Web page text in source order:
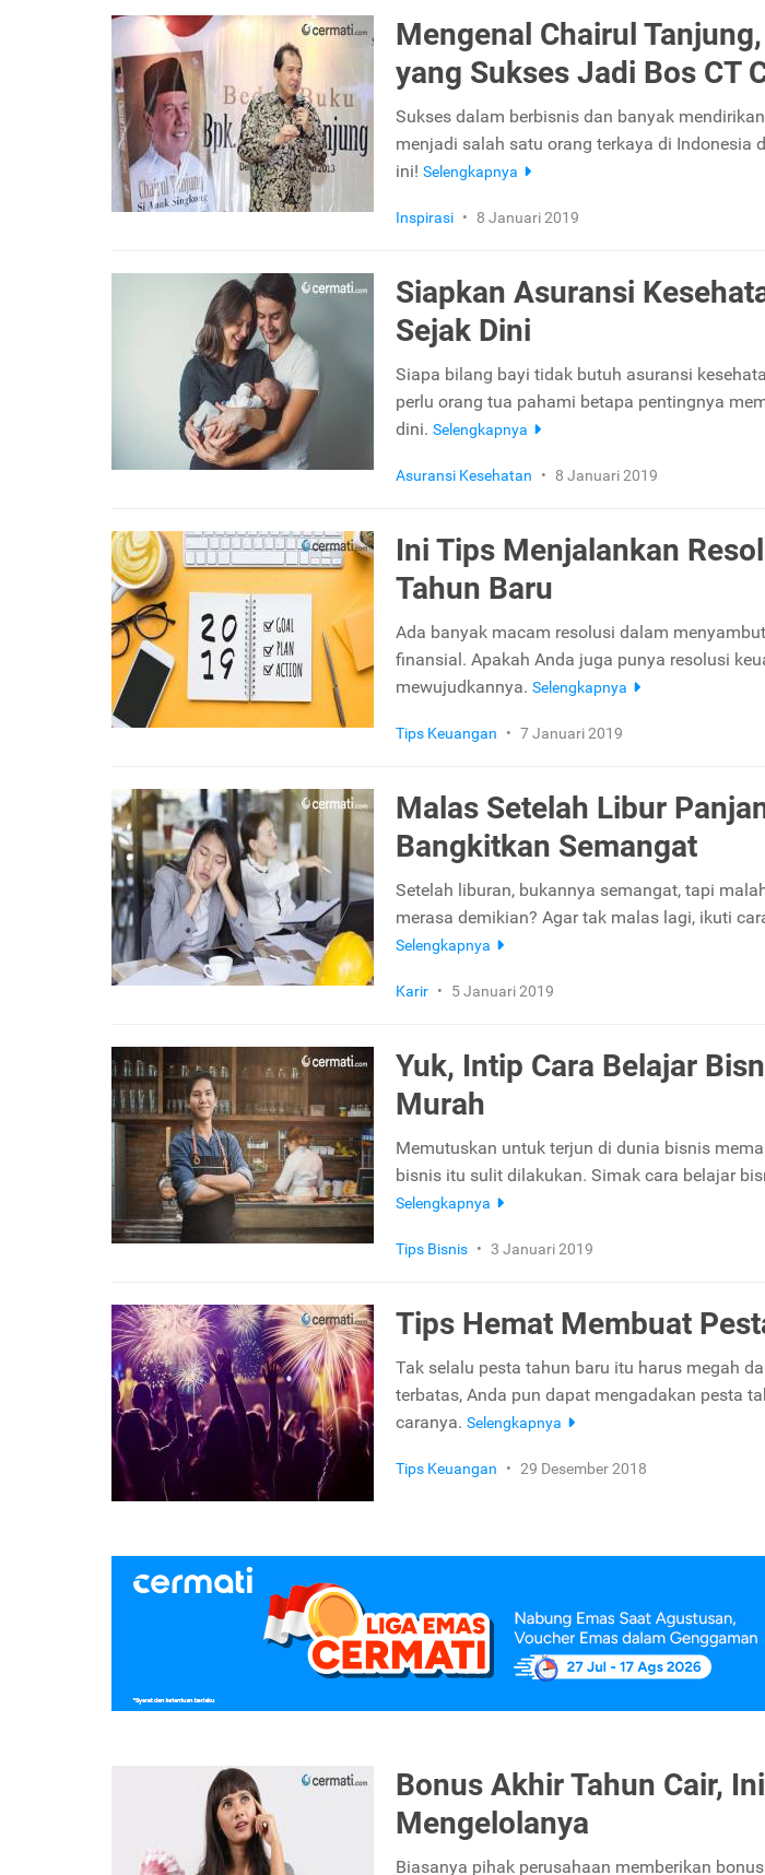
Mengenal Chairul
yang Sukses Jadi Bos CT
Sukses dalam berbisnis dan banyak
menjadi salah satu orang terkaya di Indonesia
ini! Selengkapnya
Inspirasi • 8 Januari 2019
Siapkan Asuransi
Sejak Dini
Siapa bilang bayi tidak butuh asuransi
perlu orang tua pahami betapa pentingnya
dini. Selengkapnya
Asuransi Kesehatan • 8 Januari 2019
Ini Tips Menjalankan
Tahun Baru
Ada banyak macam resolusi dalam
finansial. Apakah Anda juga punya resolusi
mewujudkannya. Selengkapnya
Tips Keuangan • 7 Januari 2019
Malas Setelah Libur
Bangkitkan Semangat
Setelah liburan, bukannya semangat, tapi
merasa demikian? Agar tak malas lagi, ikuti
Selengkapnya
Karir • 5 Januari 2019
Yuk, Intip Cara Belajar
Murah
Memutuskan untuk terjun di dunia bisnis
bisnis itu sulit dilakukan. Simak cara belajar
Selengkapnya
Tips Bisnis • 3 Januari 2019
Tips Hemat Membuat
Tak selalu pesta tahun baru itu harus megah
terbatas, Anda pun dapat mengadakan pesta
caranya. Selengkapnya
Tips Keuangan • 29 Desember 2018
Bonus Akhir Tahun Cair,
Mengelolanya
Biasanya pihak perusahaan memberikan